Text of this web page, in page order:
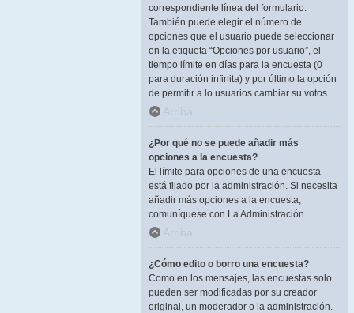
correspondiente línea del formulario.
También puede elegir el número de
opciones que el usuario puede seleccionar
en la etiqueta “Opciones por usuario”, el
tiempo límite en días para la encuesta (0
para duración infinita) y por último la opción
de permitir a lo usuarios cambiar su votos.
Arriba
¿Por qué no se puede añadir más
opciones a la encuesta?
El límite para opciones de una encuesta
está fijado por la administración. Si necesita
añadir más opciones a la encuesta,
comuníquese con La Administración.
Arriba
¿Cómo edito o borro una encuesta?
Como en los mensajes, las encuestas solo
pueden ser modificadas por su creador
original, un moderador o la administración.